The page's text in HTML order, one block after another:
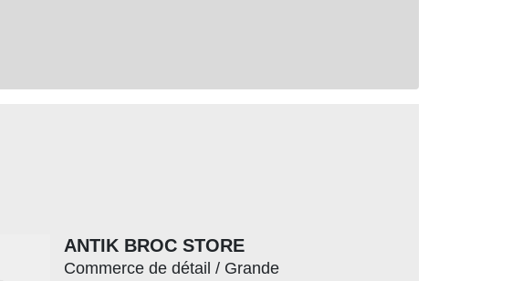
ANTIK BROC STORE
Commerce de détail / Grande